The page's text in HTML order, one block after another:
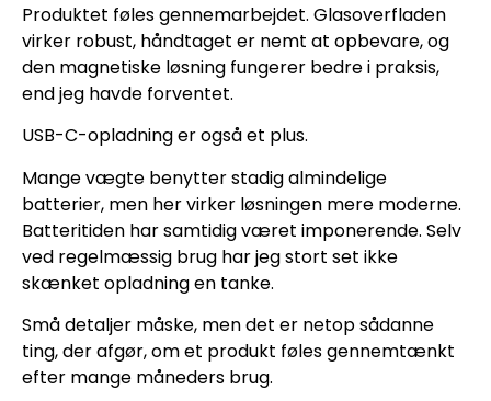
Produktet føles gennemarbejdet. Glasoverfladen
virker robust, håndtaget er nemt at opbevare, og
den magnetiske løsning fungerer bedre i praksis,
end jeg havde forventet.
USB-C-opladning er også et plus.
Mange vægte benytter stadig almindelige
batterier, men her virker løsningen mere moderne.
Batteritiden har samtidig været imponerende. Selv
ved regelmæssig brug har jeg stort set ikke
skænket opladning en tanke.
Små detaljer måske, men det er netop sådanne
ting, der afgør, om et produkt føles gennemtænkt
efter mange måneders brug.